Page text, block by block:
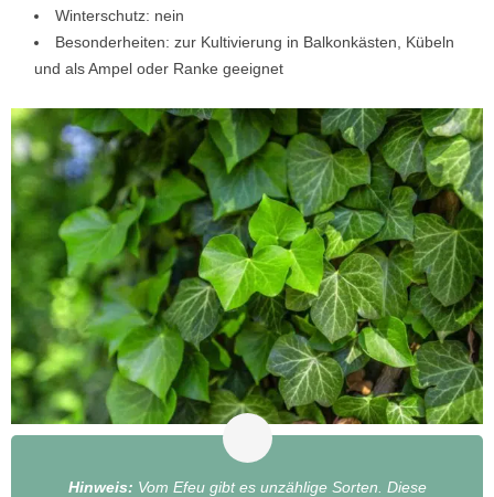
Winterschutz: nein
Besonderheiten: zur Kultivierung in Balkonkästen, Kübeln
und als Ampel oder Ranke geeignet
Hinweis: Vom Efeu gibt es unzählige Sorten. Diese